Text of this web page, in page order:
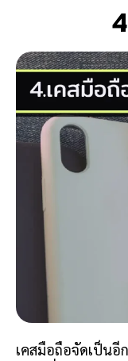
เคสมือถือจัดเป็นอี